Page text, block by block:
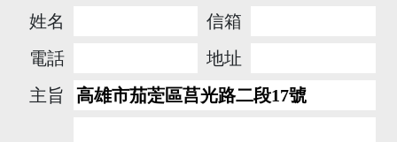
姓名
信箱
電話
地址
主旨